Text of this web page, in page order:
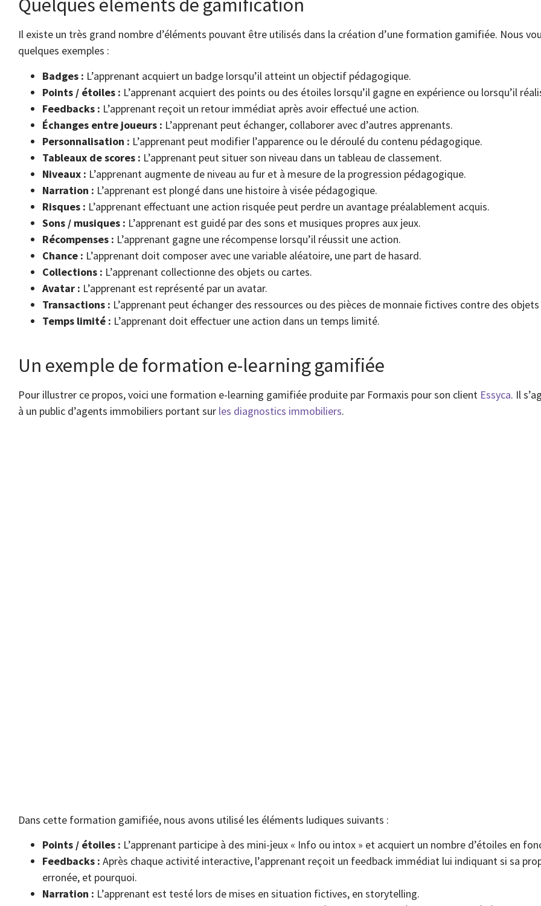
Quelques éléments de gamification
Il existe un très grand nombre d’éléments pouvant être utilisés dans la création d’une formation gamifiée. Nous
quelques exemples :
Badges : L’apprenant acquiert un badge lorsqu’il atteint un objectif pédagogique.
Points / étoiles : L’apprenant acquiert des points ou des étoiles lorsqu’il gagne en expérience ou lorsqu’il
Feedbacks : L’apprenant reçoit un retour immédiat après avoir effectué une action.
Échanges entre joueurs : L’apprenant peut échanger, collaborer avec d’autres apprenants.
Personnalisation : L’apprenant peut modifier l’apparence ou le déroulé du contenu pédagogique.
Tableaux de scores : L’apprenant peut situer son niveau dans un tableau de classement.
Niveaux : L’apprenant augmente de niveau au fur et à mesure de la progression pédagogique.
Narration : L’apprenant est plongé dans une histoire à visée pédagogique.
Risques : L’apprenant effectuant une action risquée peut perdre un avantage préalablement acquis.
Sons / musiques : L’apprenant est guidé par des sons et musiques propres aux jeux.
Récompenses : L’apprenant gagne une récompense lorsqu’il réussit une action.
Chance : L’apprenant doit composer avec une variable aléatoire, une part de hasard.
Collections : L’apprenant collectionne des objets ou cartes.
Avatar : L’apprenant est représenté par un avatar.
Transactions : L’apprenant peut échanger des ressources ou des pièces de monnaie fictives contre des
Temps limité : L’apprenant doit effectuer une action dans un temps limité.
Un exemple de formation e-learning gamifiée
Pour illustrer ce propos, voici une formation e-learning gamifiée produite par Formaxis pour son client Essyca. Il
à un public d’agents immobiliers portant sur les diagnostics immobiliers.
Dans cette formation gamifiée, nous avons utilisé les éléments ludiques suivants :
Points / étoiles : L’apprenant participe à des mini-jeux « Info ou intox » et acquiert un nombre d’étoiles en
Feedbacks : Après chaque activité interactive, l’apprenant reçoit un feedback immédiat lui indiquant si sa
erronée, et pourquoi.
Narration : L’apprenant est testé lors de mises en situation fictives, en storytelling.